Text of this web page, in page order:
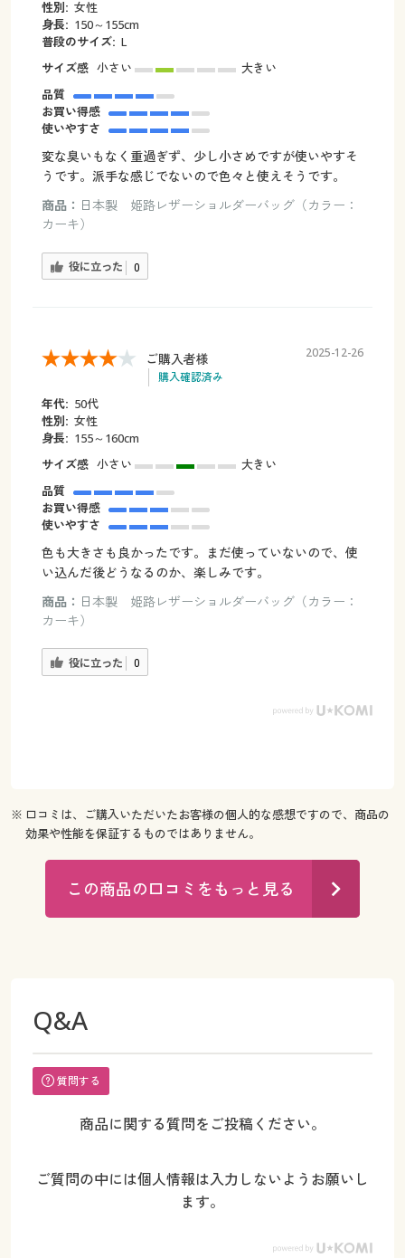
性別: 女性
身長: 150～155cm
普段のサイズ: L
サイズ感 小さい
大きい
品質
お買い得感
使いやすさ
変な臭いもなく重過ぎず、少し小さめですが使いやすそ
うです。派手な感じでないので色々と使えそうです。
商品： 日本製 姫路レザーショルダーバッグ（カラー：
カーキ）
役に立った 0
ご購入者様
購入確認済み
2025-12-26
年代: 50代
性別: 女性
身長: 155～160cm
サイズ感 小さい
大きい
品質
お買い得感
使いやすさ
色も大きさも良かったです。まだ使っていないので、使
い込んだ後どうなるのか、楽しみです。
商品： 日本製 姫路レザーショルダーバッグ（カラー：
カーキ）
役に立った 0
※ 口コミは、ご購入いただいたお客様の個人的な感想ですので、商品の
効果や性能を保証するものではありません。
この商品の口コミをもっと見る
Q&A
質問する
商品に関する質問をご投稿ください。
ご質問の中には個人情報は入力しないようお願いし
ます。